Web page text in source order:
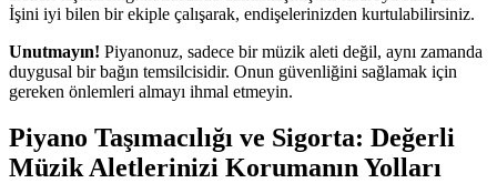
İşini iyi bilen bir ekiple çalışarak, endişelerinizden kurtulabilirsiniz.
Unutmayın! Piyanonuz, sadece bir müzik aleti değil, aynı zamanda
duygusal bir bağın temsilcisidir. Onun güvenliğini sağlamak için
gereken önlemleri almayı ihmal etmeyin.
Piyano Taşımacılığı ve Sigorta: Değerli
Müzik Aletlerinizi Korumanın Yolları